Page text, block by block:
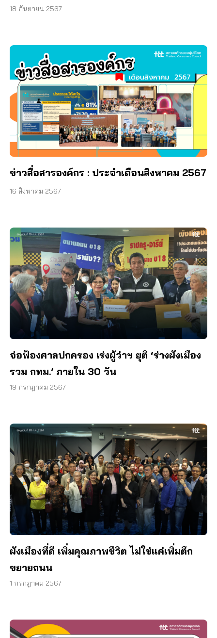
18 กันยายน 2567
ข่าวสื่อสารองค์กร : ประจำเดือนสิงหาคม 2567
16 สิงหาคม 2567
จ่อฟ้องศาลปกครอง เร่งผู้ว่าฯ ยุติ ‘ร่างผังเมือง
รวม กทม.’ ภายใน 30 วัน
19 กรกฎาคม 2567
ผังเมืองที่ดี เพิ่มคุณภาพชีวิต ไม่ใช่แค่เพิ่มตึก
ขยายถนน
1 กรกฎาคม 2567